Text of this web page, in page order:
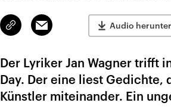
Link
kopieren/teilen
Email Audio
Der Lyriker Jan Wagner trifft
Day. Der eine liest
Künstler miteinander. Ein